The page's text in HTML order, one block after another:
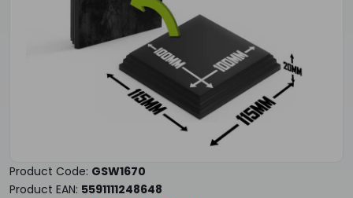
Product Code: GSW1670
Product EAN: 5591111248648